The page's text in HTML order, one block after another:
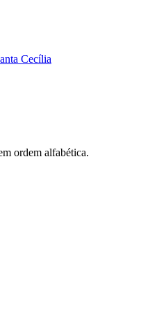
Cecília
ordem alfabética.